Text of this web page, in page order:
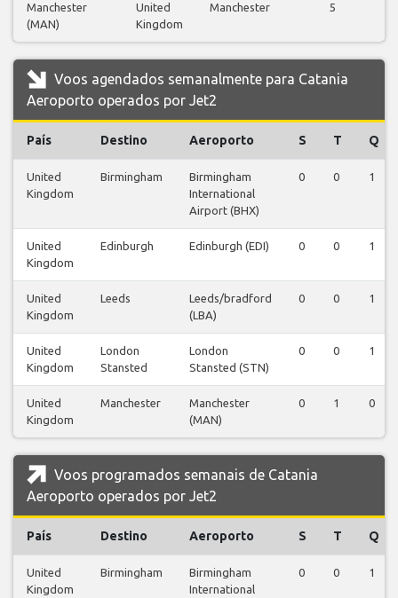
Manchester
(MAN)
United
Kingdom
Manchester 5
Voos agendados semanalmente para Catania
Aeroporto operados por Jet2
País Destino Aeroporto S T Q
United
Kingdom
Birmingham
Birmingham
International
Airport (BHX)
0 0 1
United
Kingdom
Edinburgh Edinburgh (EDI) 0 0 1
United
Kingdom
Leeds
Leeds/bradford
(LBA)
0 0 1
United
Kingdom
London
Stansted
London
Stansted (STN)
0 0 1
United
Kingdom
Manchester
Manchester
(MAN)
0 1 0
Voos programados semanais de Catania
Aeroporto operados por Jet2
País Destino Aeroporto S T Q
United
Kingdom
Birmingham
Birmingham
International
0 0 1